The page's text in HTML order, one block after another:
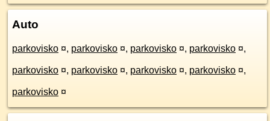
Auto
parkovisko ¤, parkovisko ¤, parkovisko ¤, parkovisko ¤,
parkovisko ¤, parkovisko ¤, parkovisko ¤, parkovisko ¤,
parkovisko ¤